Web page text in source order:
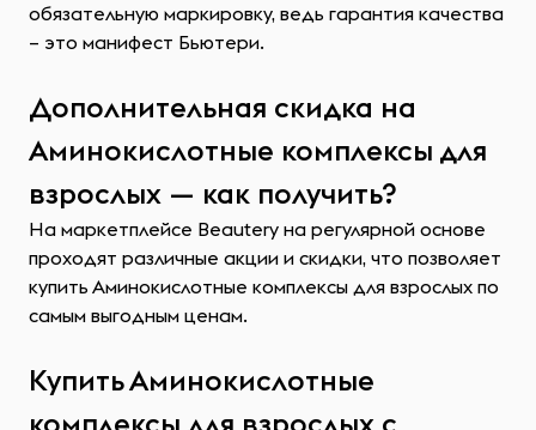
обязательную маркировку, ведь гарантия качества
– это манифест Бьютери.
Дополнительная скидка на
Аминокислотные комплексы для
взрослых — как получить?
На маркетплейсе Beautery на регулярной основе
проходят различные акции и скидки, что позволяет
купить Аминокислотные комплексы для взрослых по
самым выгодным ценам.
Купить Аминокислотные
комплексы для взрослых с